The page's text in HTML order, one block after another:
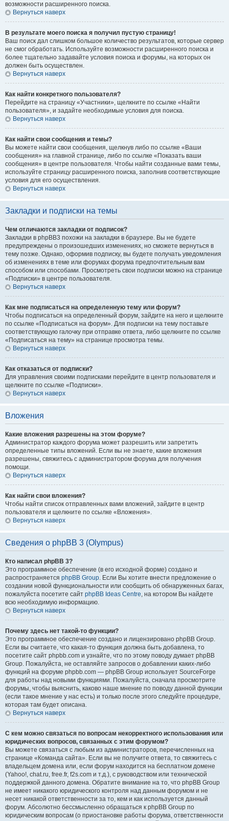
возможности расширенного поиска.
Вернуться наверх
В результате моего поиска я получил пустую страницу!
Ваш поиск дал слишком большое количество результатов, которые сервер
не смог обработать. Используйте возможности расширенного поиска и
более тщательно задавайте условия поиска и форумы, на которых он
должен быть осуществлен.
Вернуться наверх
Как найти конкретного пользователя?
Перейдите на страницу «Участники», щелкните по ссылке «Найти
пользователя», и задайте необходимые условия для поиска.
Вернуться наверх
Как найти свои сообщения и темы?
Вы можете найти свои сообщения, щелкнув либо по ссылке «Ваши
сообщения» на главной странице, либо по ссылке «Показать ваши
сообщения» в центре пользователя. Чтобы найти созданные вами темы,
используйте страницу расширенного поиска, заполнив соответствующие
условия для его осуществления.
Вернуться наверх
Закладки и подписки на темы
Чем отличаются закладки от подписок?
Закладки в phpBB3 похожи на закладки в браузере. Вы не будете
предупреждены о произошедших изменениях, но сможете вернуться в
тему позже. Однако, оформив подписку, вы будете получать уведомления
об изменениях в теме или форумах форума предпочтительным вам
способом или способами. Просмотреть свои подписки можно на странице
«Подписки» в центре пользователя.
Вернуться наверх
Как мне подписаться на определенную тему или форум?
Чтобы подписаться на определенный форум, зайдите на него и щелкните
по ссылке «Подписаться на форум». Для подписки на тему поставьте
соответствующую галочку при отправке ответа, либо щелкните по ссылке
«Подписаться на тему» на странице просмотра темы.
Вернуться наверх
Как отказаться от подписки?
Для управления своими подписками перейдите в центр пользователя и
щелкните по ссылке «Подписки».
Вернуться наверх
Вложения
Какие вложения разрешены на этом форуме?
Администратор каждого форума может разрешить или запретить
определенные типы вложений. Если вы не знаете, какие вложения
разрешены, свяжитесь с администратором форума для получения
помощи.
Вернуться наверх
Как найти свои вложения?
Чтобы найти список отправленных вами вложений, зайдите в центр
пользователя и щелкните по ссылке «Вложения».
Вернуться наверх
Сведения о phpBB 3 (Olympus)
Кто написал phpBB 3?
Это программное обеспечение (в его исходной форме) создано и
распространяется phpBB Group. Если Вы хотите внести предложение о
создании новой функциональности или сообщить об обнаруженных багах,
пожалуйста посетите сайт phpBB Ideas Centre, на котором Вы найдете
всю необходимую информацию.
Вернуться наверх
Почему здесь нет такой-то функции?
Это программное обеспечение создано и лицензировано phpBB Group.
Если вы считаете, что какая-то функция должна быть добавлена, то
посетите сайт phpbb.com и узнайте, что по этому поводу думает phpBB
Group. Пожалуйста, не оставляйте запросов о добавлении каких-либо
функций на форуме phpbb.com — phpBB Group использует SourceForge
для работы над новыми функциями. Пожалуйста, сначала просмотрите
форумы, чтобы выяснить, каково наше мнение по поводу данной функции
(если такое мнение у нас есть) и только после этого следуйте процедуре,
которая там будет описана.
Вернуться наверх
С кем можно связаться по вопросам некорректного использования или
юридических вопросов, связанных с этим форумом?
Вы можете связаться с любым из администраторов, перечисленных на
странице «Команда сайта». Если вы не получите ответа, то свяжитесь с
владельцем домена или, если форум находится на бесплатном домене
(Yahoo!, chat.ru, free.fr, f2s.com и т.д.), с руководством или технической
поддержкой данного домена. Обратите внимание на то, что phpBB Group
не имеет никакого юридического контроля над данным форумом и не
несет никакой ответственности за то, кем и как используется данный
форум. Абсолютно бессмысленно обращаться к phpBB Group по
юридическим вопросам (о приостановке работы форума, ответственности